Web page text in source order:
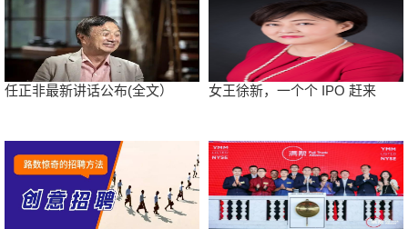
任正非最新讲话公布(全文） 女王徐新，一个个 IPO 赶来